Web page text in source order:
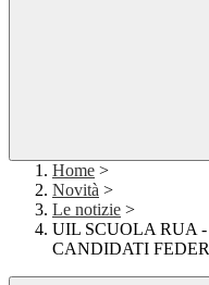
Home >
Novità >
Le notizie >
UIL SCUOLA RUA
CANDIDATI